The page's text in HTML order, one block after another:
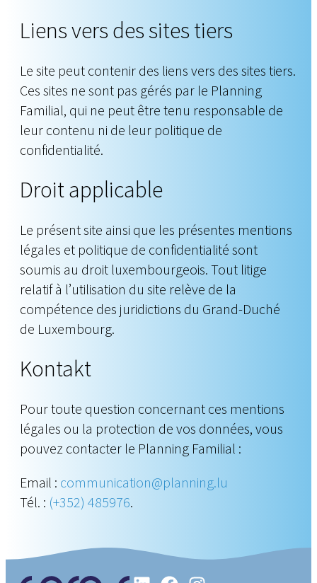
Liens vers des sites tiers
Le site peut contenir des liens vers des sites tiers.
Ces sites ne sont pas gérés par le Planning
Familial, qui ne peut être tenu responsable de
leur contenu ni de leur politique de
confidentialité.
Droit applicable
Le présent site ainsi que les présentes mentions
légales et politique de confidentialité sont
soumis au droit luxembourgeois. Tout litige
relatif à l’utilisation du site relève de la
compétence des juridictions du Grand-Duché
de Luxembourg.
Kontakt
Pour toute question concernant ces mentions
légales ou la protection de vos données, vous
pouvez contacter le Planning Familial :
Email : communication@planning.lu
Tél. : (+352) 485976.